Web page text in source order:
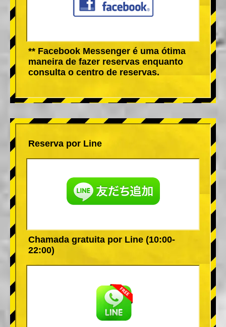
** Facebook Messenger é uma ótima
maneira de fazer reservas enquanto
consulta o centro de reservas.
Reserva por Line
Chamada gratuita por Line (10:00-
22:00)